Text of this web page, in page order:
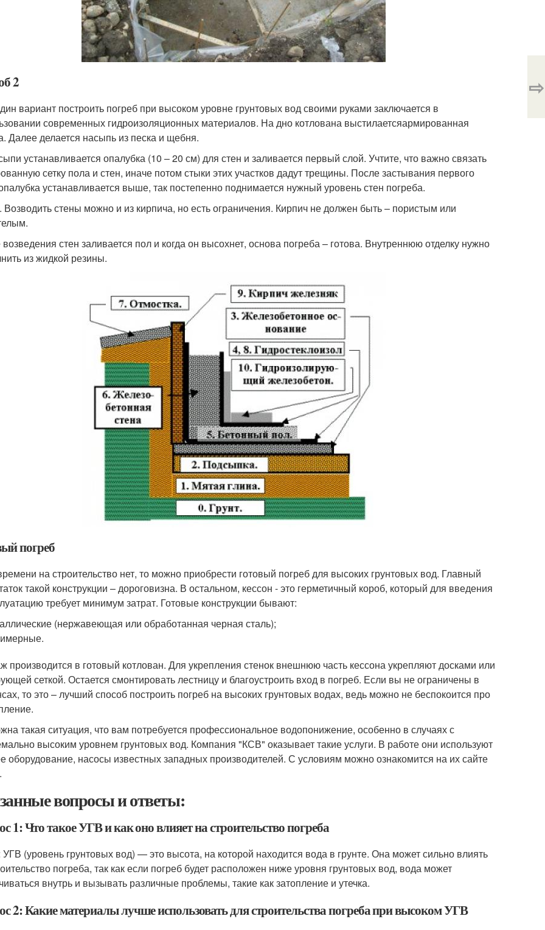
2
вариант построить погреб при высоком уровне грунтовых вод своими руками заключается в
современных гидроизоляционных материалов. На дно котлована выстилаетсяармированная
Далее делается насыпь из песка и щебня.
устанавливается опалубка (10 – 20 см) для стен и заливается первый слой. Учтите, что важно связать
сетку пола и стен, иначе потом стыки этих участков дадут трещины. После застывания первого
устанавливается выше, так постепенно поднимается нужный уровень стен погреба.
Возводить стены можно и из кирпича, но есть ограничения. Кирпич не должен быть – пористым или
стен заливается пол и когда он высохнет, основа погреба – готова. Внутреннюю отделку нужно
из жидкой резины.
погреб
на строительство нет, то можно приобрести готовый погреб для высоких грунтовых вод. Главный
такой конструкции – дороговизна. В остальном, кессон - это герметичный короб, который для введения
требует минимум затрат. Готовые конструкции бывают:
(нержавеющая или обработанная черная сталь);
производится в готовый котлован. Для укрепления стенок внешнюю часть кессона укрепляют досками или
сеткой. Остается смонтировать лестницу и благоустроить вход в погреб. Если вы не ограничены в
то это – лучший способ построить погреб на высоких грунтовых водах, ведь можно не беспокоится про
такая ситуация, что вам потребуется профессиональное водопонижение, особенно в случаях с
высоким уровнем грунтовых вод. Компания "КСВ" оказывает такие услуги. В работе они используют
оборудование, насосы известных западных производителей. С условиям можно ознакомится на их сайте
вопросы и ответы:
1: Что такое УГВ и как оно влияет на строительство погреба
УГВ (уровень грунтовых вод) — это высота, на которой находится вода в грунте. Она может сильно влиять
погреба, так как если погреб будет расположен ниже уровня грунтовых вод, вода может
внутрь и вызывать различные проблемы, такие как затопление и утечка.
2: Какие материалы лучше использовать для строительства погреба при высоком УГВ
⇨